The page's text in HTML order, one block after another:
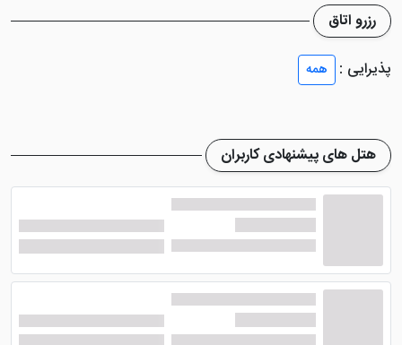
شده است.
مطبوع، کولرگازی، تخت‌های نرم، حمام به همراه ملزومات
بهداشتی، سرویس بهداشتی ایرانی و فرنگی و ... وجود دارند.
امکانات و خدمات هتل آپارتمان
آلتون
هتل آپارتمان آلتون مشهد دارای امکاناتی همچون رستوران،
رزرو اتاق
پذیرایی :
همه
هتل های پیشنهادی کاربران